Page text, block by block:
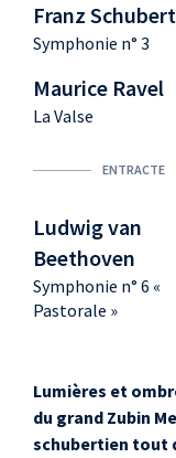
Franz Schubert
Symphonie n° 3
Maurice Ravel
La Valse
ENTRACTE
Ludwig van
Beethoven
Symphonie n° 6 «
Pastorale »
Lumières et
du grand Zubin
schubertien tout